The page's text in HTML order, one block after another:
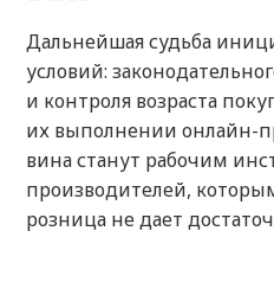
Дальнейшая судьба
условий:
и контроля возраста
их выполнении онлайн-
вина станут рабочим
производителей,
розница не дает